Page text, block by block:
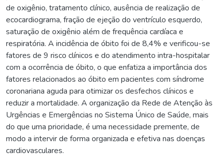
de oxigênio, tratamento clínico, ausência de realização de
ecocardiograma, fração de ejeção do ventrículo esquerdo,
saturação de oxigênio além de frequência cardíaca e
respiratória. A incidência de óbito foi de 8,4% e verificou-se
fatores de 9 risco clínicos e do atendimento intra-hospitalar
com a ocorrência de óbito, o que enfatiza a importância dos
fatores relacionados ao óbito em pacientes com síndrome
coronariana aguda para otimizar os desfechos clínicos e
reduzir a mortalidade. A organização da Rede de Atenção às
Urgências e Emergências no Sistema Único de Saúde, mais
do que uma prioridade, é uma necessidade premente, de
modo a intervir de forma organizada e efetiva nas doenças
cardiovasculares.